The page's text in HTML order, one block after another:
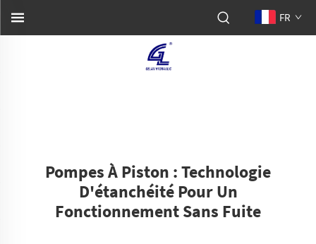
FR
Pompes À Piston : Technologie
D'étanchéité Pour Un
Fonctionnement Sans Fuite